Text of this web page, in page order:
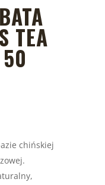
TEA
chińskiej